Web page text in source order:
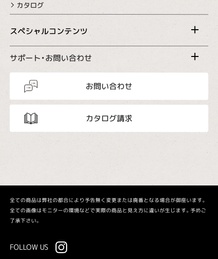
カタログ
スペシャルコンテンツ
サポート・お問い合わせ
お問い合わせ
カタログ請求
全ての商品は弊社の都合により予告無く変更または廃番となる場合が御座います。
全ての画像はモニターの環境などで実際の商品と見え方に違いが生じます。予めご
了承下さい。
FOLLOW US